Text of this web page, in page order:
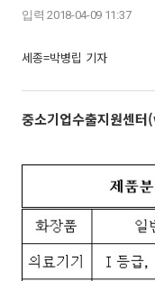
입력 2018-04-09 11:37
세종=박병립 기자
중소기업수출지원